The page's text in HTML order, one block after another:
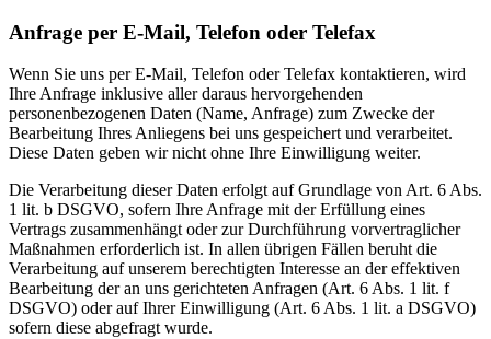
Anfrage per E-Mail, Telefon oder Telefax
Wenn Sie uns per E-Mail, Telefon oder Telefax kontaktieren, wird
Ihre Anfrage inklusive aller daraus hervorgehenden
personenbezogenen Daten (Name, Anfrage) zum Zwecke der
Bearbeitung Ihres Anliegens bei uns gespeichert und verarbeitet.
Diese Daten geben wir nicht ohne Ihre Einwilligung weiter.
Die Verarbeitung dieser Daten erfolgt auf Grundlage von Art. 6 Abs.
1 lit. b DSGVO, sofern Ihre Anfrage mit der Erfüllung eines
Vertrags zusammenhängt oder zur Durchführung vorvertraglicher
Maßnahmen erforderlich ist. In allen übrigen Fällen beruht die
Verarbeitung auf unserem berechtigten Interesse an der effektiven
Bearbeitung der an uns gerichteten Anfragen (Art. 6 Abs. 1 lit. f
DSGVO) oder auf Ihrer Einwilligung (Art. 6 Abs. 1 lit. a DSGVO)
sofern diese abgefragt wurde.